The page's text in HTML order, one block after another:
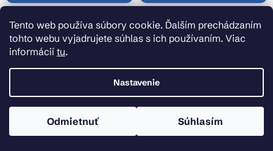
Tento web používa súbory cookie. Ďalším prechádzaním
tohto webu vyjadrujete súhlas s ich používaním. Viac
informácií tu.
Nastavenie
Odmietnuť Súhlasím